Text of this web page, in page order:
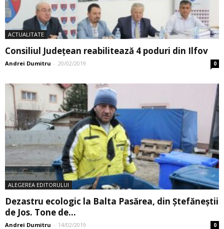
ACTUALITATE
Consiliul Judeţean reabilitează 4 poduri din Ilfov
Andrei Dumitru - 20/02/2019 0
ALEGEREA EDITORULUI
Dezastru ecologic la Balta Pasărea, din Ștefăneștii
de Jos. Tone de...
Andrei Dumitru - 14/02/2019 0